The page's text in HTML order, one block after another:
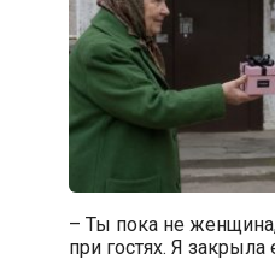
– Ты пока не
при гостях. Я